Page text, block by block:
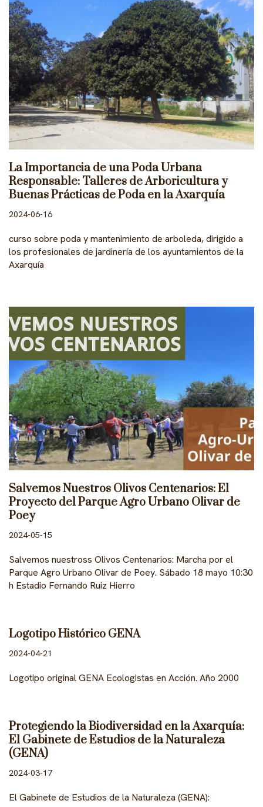
La Importancia de una Poda Urbana
Responsable: Talleres de Arboricultura y
Buenas Prácticas de Poda en la Axarquía
2024-06-16
curso sobre poda y mantenimiento de arboleda, dirigido a
los profesionales de jardinería de los ayuntamientos de la
Axarquía
Salvemos Nuestros Olivos Centenarios: El
Proyecto del Parque Agro Urbano Olivar de
Poey
2024-05-15
Salvemos nuestross Olivos Centenarios: Marcha por el
Parque Agro Urbano Olivar de Poey. Sábado 18 mayo 10:30
h Estadio Fernando Ruiz Hierro
Logotipo Histórico GENA
2024-04-21
Logotipo original GENA Ecologistas en Acción. Año 2000
Protegiendo la Biodiversidad en la Axarquía:
El Gabinete de Estudios de la Naturaleza
(GENA)
2024-03-17
El Gabinete de Estudios de la Naturaleza (GENA):